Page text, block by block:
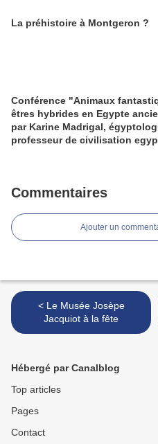
La préhistoire à Montgeron ?
Conférence "Animaux
êtres hybrides en Egypte
par Karine Madrigal,
professeur de civilisation
Commentaires
Ajouter un
< Le Musée Josèpe
Jacquiot à la fête
Hébergé par Canalblog
Top articles
Pages
Contact